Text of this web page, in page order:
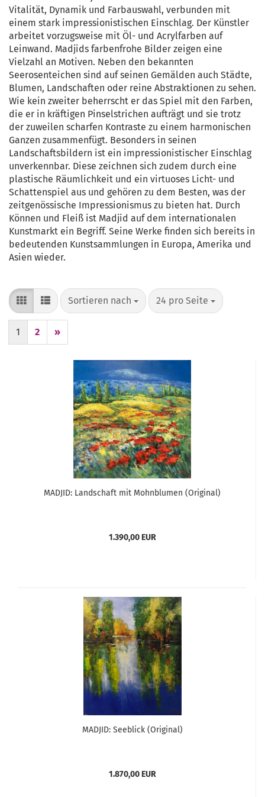
Vitalität, Dynamik und Farbauswahl, verbunden mit
einem stark impressionistischen Einschlag. Der Künstler
arbeitet vorzugsweise mit Öl- und Acrylfarben auf
Leinwand. Madjids farbenfrohe Bilder zeigen eine
Vielzahl an Motiven. Neben den bekannten
Seerosenteichen sind auf seinen Gemälden auch Städte,
Blumen, Landschaften oder reine Abstraktionen zu sehen.
Wie kein zweiter beherrscht er das Spiel mit den Farben,
die er in kräftigen Pinselstrichen aufträgt und sie trotz
der zuweilen scharfen Kontraste zu einem harmonischen
Ganzen zusammenfügt. Besonders in seinen
Landschaftsbildern ist ein impressionistischer Einschlag
unverkennbar. Diese zeichnen sich zudem durch eine
plastische Räumlichkeit und ein virtuoses Licht- und
Schattenspiel aus und gehören zu dem Besten, was der
zeitgenössische Impressionismus zu bieten hat. Durch
Können und Fleiß ist Madjid auf dem internationalen
Kunstmarkt ein Begriff. Seine Werke finden sich bereits in
bedeutenden Kunstsammlungen in Europa, Amerika und
Asien wieder.
Sortieren nach
Sortieren nach 24 pro Seite
pro Seite
1 2 »
MADJID: Landschaft mit Mohnblumen (Original)
1.390,00 EUR
MADJID: Seeblick (Original)
1.870,00 EUR